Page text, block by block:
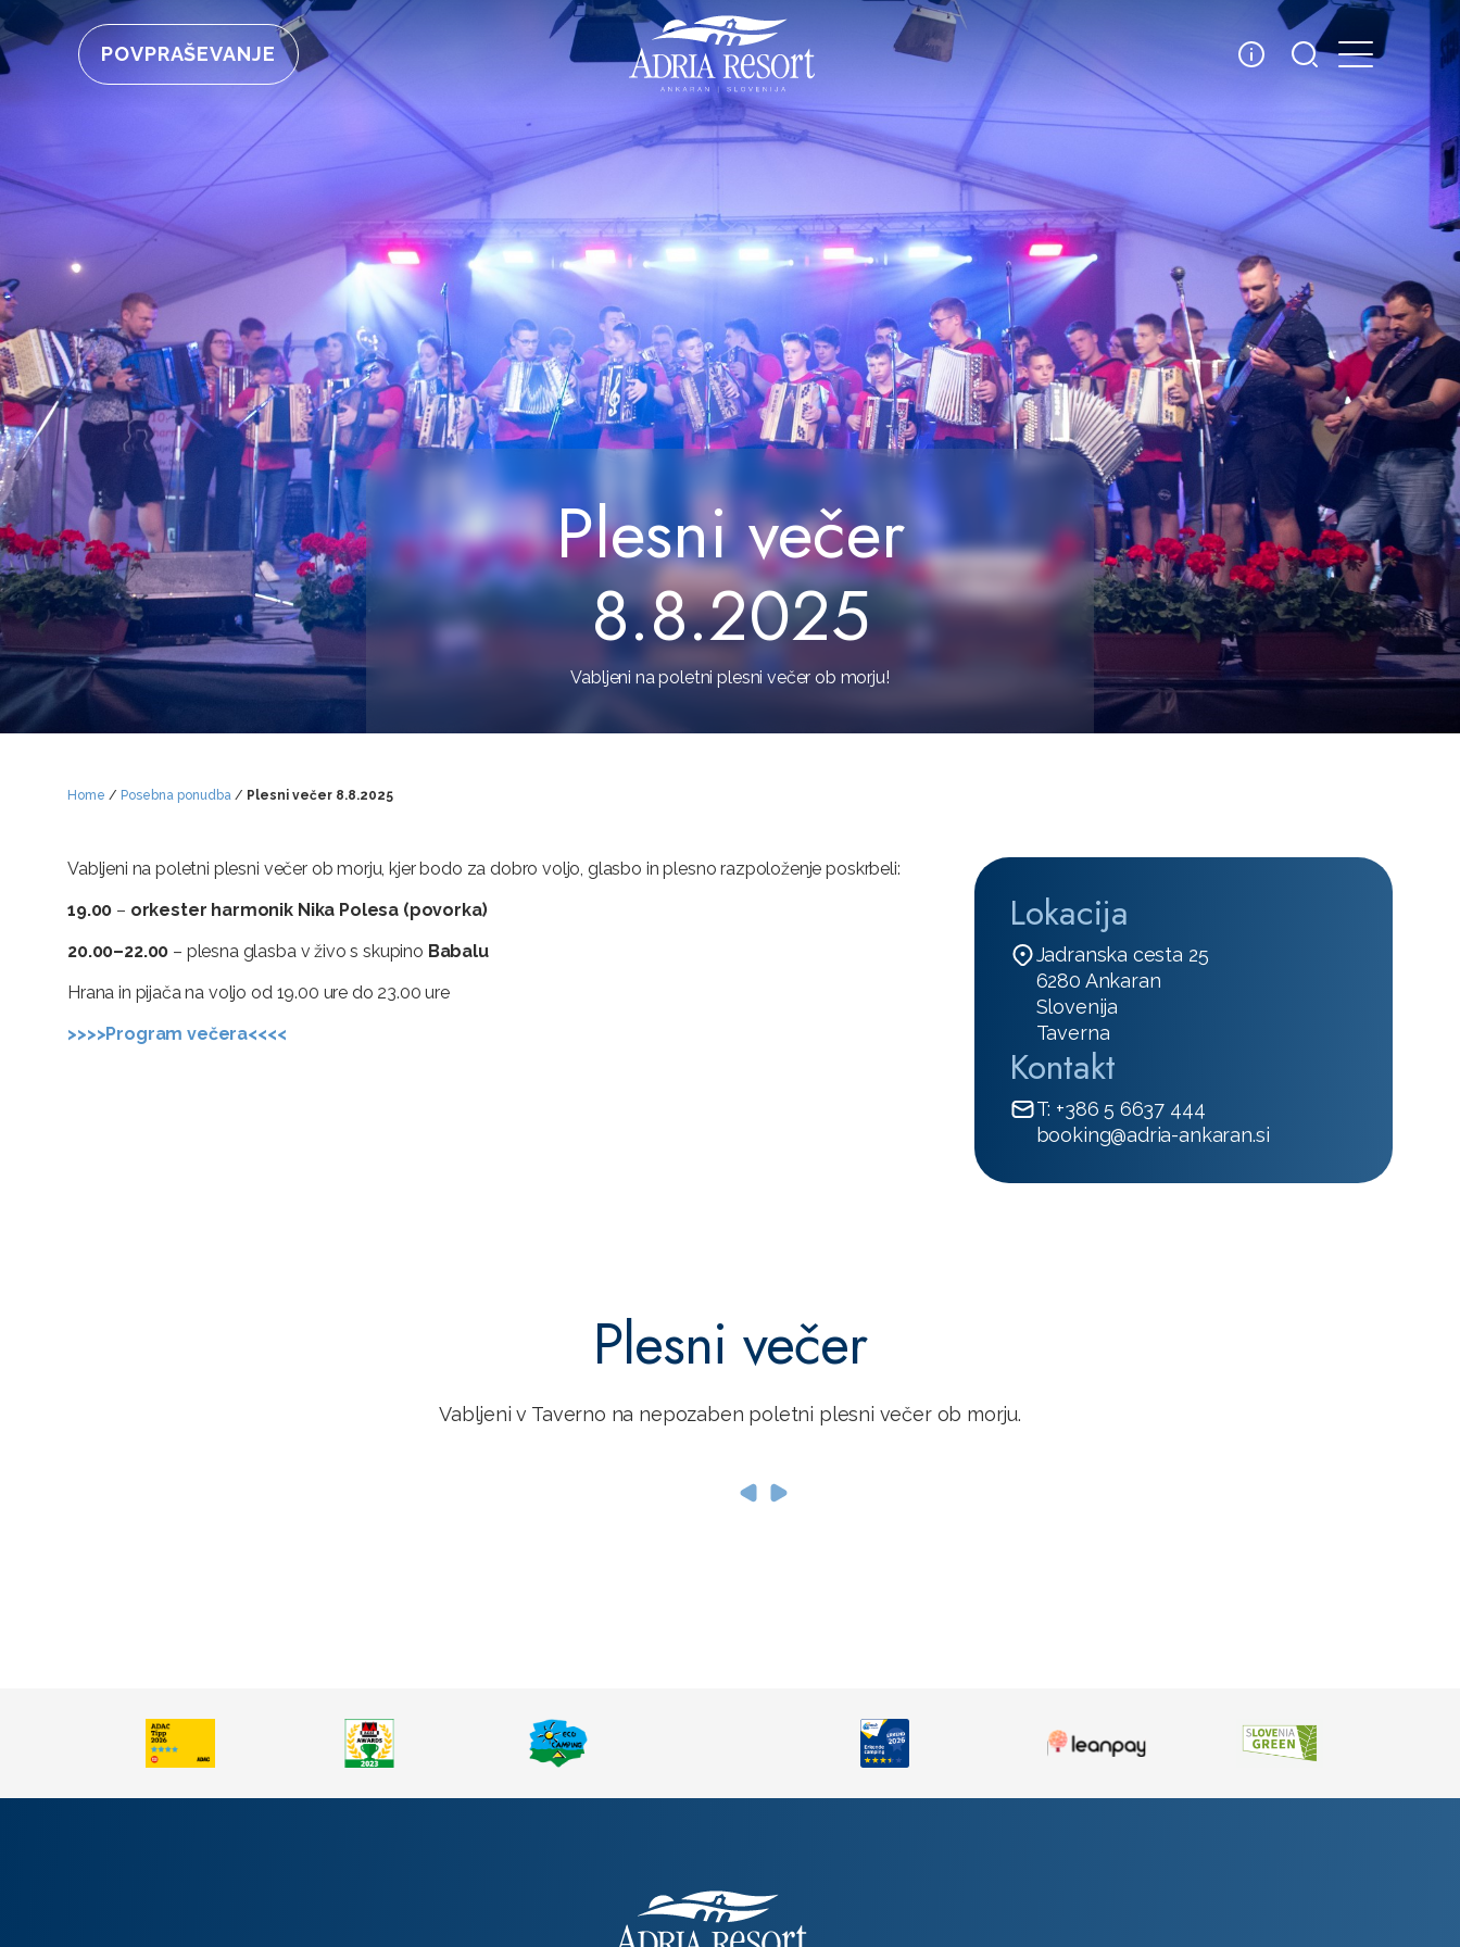
POVPRAŠEVANJE
Plesni večer
8.8.2025
Vabljeni na poletni plesni večer ob morju!
Home / Posebna ponudba / Plesni večer 8.8.2025
Vabljeni na poletni plesni večer ob morju, kjer bodo za dobro voljo, glasbo in plesno razpoloženje poskrbeli:
19.00 – orkester harmonik Nika Polesa (povorka)
20.00–22.00 – plesna glasba v živo s skupino Babalu
Hrana in pijača na voljo od 19.00 ure do 23.00 ure
>>>>Program večera<<<<
Lokacija
Jadranska cesta 25
6280 Ankaran
Slovenija
Taverna
Kontakt
T: +386 5 6637 444
booking@adria-ankaran.si
Plesni večer
Vabljeni v Taverno na nepozaben poletni plesni večer ob morju.